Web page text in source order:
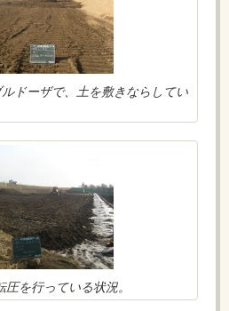
ドーザで、土を敷きならしてい
を行っている状況。